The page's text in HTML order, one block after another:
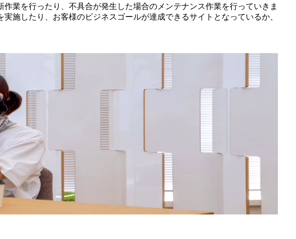
業を行ったり、不具合が発生した場合のメンテナンス作業を行っていきま
施したり、お客様のビジネスゴールが達成できるサイトとなっているか、